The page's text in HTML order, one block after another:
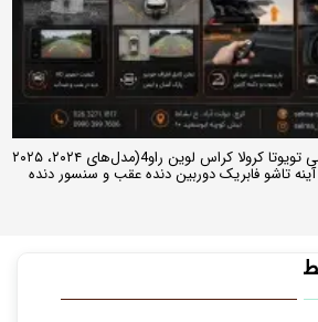
راهنمای جامع آپشن‌های تخصصی تویوتا کرولا کراس لوین راو4(مدل‌های ۲۰۲۴، ۲۰۲۵
۳۶۰ درجه تا آینه تاشو فابریک دوربین دنده عقب و سنسور دنده